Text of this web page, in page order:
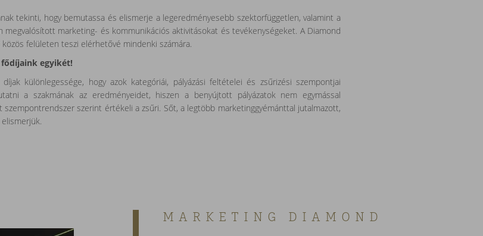
tekinti, hogy bemutassa és elismerje a legeredményesebb szektorfüggetlen, valamint a
marketing- és kommunikációs aktivitásokat és tevékenységeket. A Diamond
felületen teszi elérhetővé mindenki számára.
egyikét!
különlegessége, hogy azok kategóriái, pályázási feltételei és zsűrizési szempontjai
a szakmának az eredményeidet, hiszen a benyújtott pályázatok nem egymással
szerint értékeli a zsűri. Sőt, a legtöbb marketinggyémánttal jutalmazott,
MARKETING DIAMOND